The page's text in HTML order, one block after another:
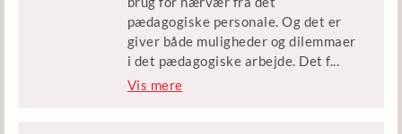
understøtte børns deltagelses-
muligheder og selvværd. Og taler
med Børnehuset Rørvigrødderne,
der oplever, at den skriftlige
læreplan hjælper dem til at holde
pædagogiske personale. Og det er
giver både muligheder og dilemmaer
i det pædagogiske arbejde. Det f...
ortæller forsker Annegrethe
Vis mere